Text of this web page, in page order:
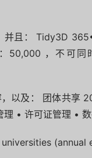
并且： Tidy3D
50,000 ，不可同
以及： 团体共享
• 许可证管理 •
(annual